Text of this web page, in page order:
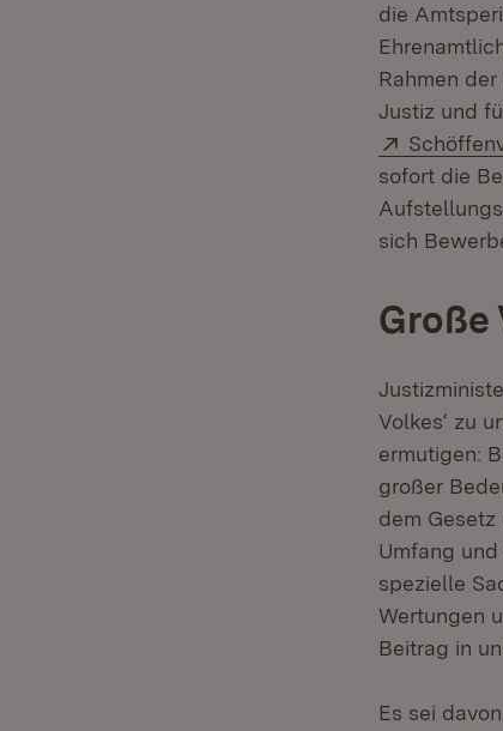
die
Rahmen
Justiz und
Extern:
sofort die
sich
Volkes‘ zu
ermutigen:
großer
dem
Umfang
spezielle
Wertungen
Beitrag in
Es sei